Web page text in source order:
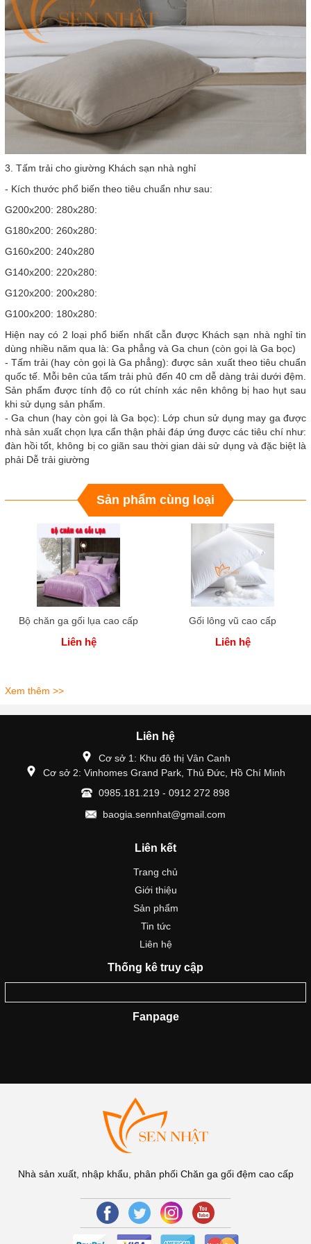
3. Tấm trải cho giường Khách sạn nhà nghỉ
- Kích thước phổ biến theo tiêu chuẩn như sau:
G200x200: 280x280:
G180x200: 260x280:
G160x200: 240x280
G140x200: 220x280:
G120x200: 200x280:
G100x200: 180x280:
Hiện nay có 2 loại phổ biến nhất cẫn được Khách sạn nhà nghỉ tin
dùng nhiều năm qua là: Ga phẳng và Ga chun (còn gọi là Ga bọc)
- Tấm trải (hay còn gọi là Ga phẳng): được sản xuất theo tiêu chuẩn
quốc tế. Mỗi bên của tấm trải phủ đến 40 cm dễ dàng trải dưới đệm.
Sản phẩm được tính độ co rút chính xác nên không bị hao hụt sau
khi sử dụng sản phẩm.
- Ga chun (hay còn gọi là Ga bọc): Lớp chun sử dụng may ga được
nhà sản xuất chọn lựa cẩn thận phải đáp ứng được các tiêu chí như:
đàn hồi tốt, không bị co giãn sau thời gian dài sử dụng và đặc biệt là
phải Dễ trải giường
Sản phẩm cùng loại
Bộ chăn ga gối lụa cao cấp
Liên hệ
Gối lông vũ cao cấp
Liên hệ
Xem thêm >>
Liên hệ
Cơ sở 1: Khu đô thị Vân Canh
Cơ sở 2: Vinhomes Grand Park, Thủ Đức, Hồ Chí Minh
0985.181.219 - 0912 272 898
baogia.sennhat@gmail.com
Liên kết
Trang chủ
Giới thiệu
Sản phẩm
Tin tức
Liên hệ
Thống kê truy cập
Fanpage
Nhà sản xuất, nhập khẩu, phân phối Chăn ga gối đệm cao cấp